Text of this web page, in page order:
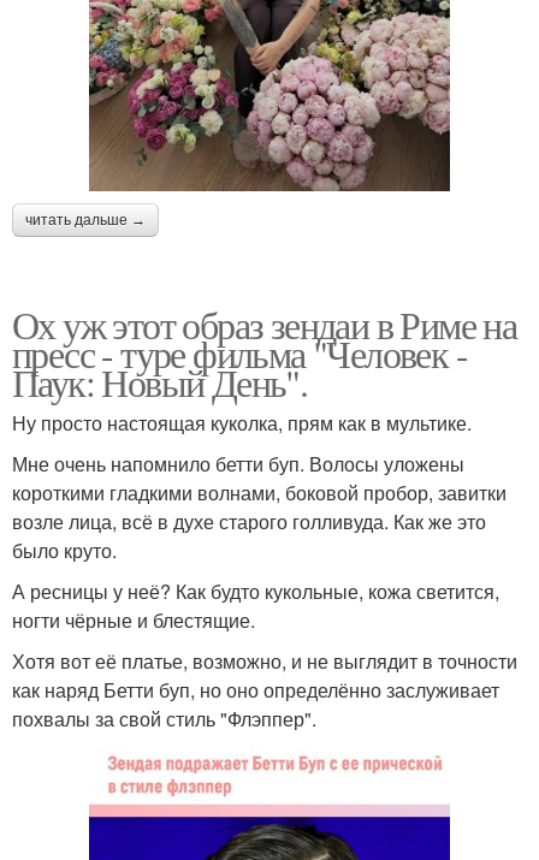
читать дальше →
Ох уж этот образ зендаи в Риме на
пресс - туре фильма "Человек -
Паук: Новый День".
Ну просто настоящая куколка, прям как в мультике.
Мне очень напомнило бетти буп. Волосы уложены
короткими гладкими волнами, боковой пробор, завитки
возле лица, всё в духе старого голливуда. Как же это
было круто.
А ресницы у неё? Как будто кукольные, кожа светится,
ногти чёрные и блестящие.
Хотя вот её платье, возможно, и не выглядит в точности
как наряд Бетти буп, но оно определённо заслуживает
похвалы за свой стиль "Флэппер".